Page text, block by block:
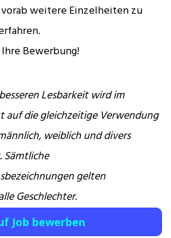
vorab weitere Einzelheiten zu
Bewerbung!
Lesbarkeit wird im
auf die gleichzeitige Verwendung
weiblich und divers
gelten
Geschlechter.
Job bewerben